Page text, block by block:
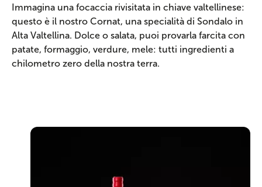
Immagina una focaccia rivisitata in chiave valtellinese:
questo è il nostro Cornat, una specialità di Sondalo in
Alta Valtellina. Dolce o salata, puoi provarla farcita con
patate, formaggio, verdure, mele: tutti ingredienti a
chilometro zero della nostra terra.